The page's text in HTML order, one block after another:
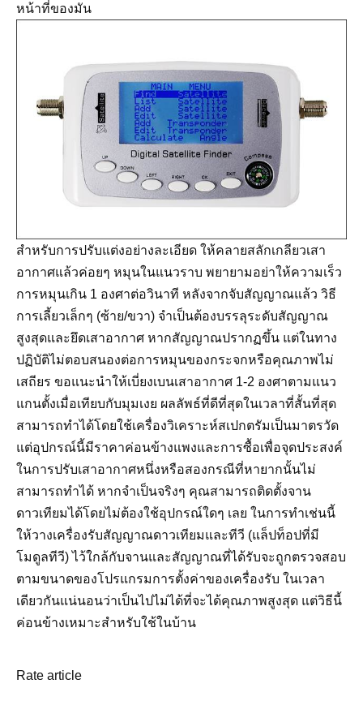
หน้าที่ของมัน
สำหรับการปรับแต่งอย่างละเอียด ให้คลายสลักเกลียวเสา
อากาศแล้วค่อยๆ หมุนในแนวราบ พยายามอย่าให้ความเร็ว
การหมุนเกิน 1 องศาต่อวินาที หลังจากจับสัญญาณแล้ว วิธี
การเลี้ยวเล็กๆ (ซ้าย/ขวา) จำเป็นต้องบรรลุระดับสัญญาณ
สูงสุดและยึดเสาอากาศ หากสัญญาณปรากฏขึ้น แต่ในทาง
ปฏิบัติไม่ตอบสนองต่อการหมุนของกระจกหรือคุณภาพไม่
เสถียร ขอแนะนำให้เบี่ยงเบนเสาอากาศ 1-2 องศาตามแนว
แกนตั้งเมื่อเทียบกับมุมเงย ผลลัพธ์ที่ดีที่สุดในเวลาที่สั้นที่สุด
สามารถทำได้โดยใช้เครื่องวิเคราะห์สเปกตรัมเป็นมาตรวัด
แต่อุปกรณ์นี้มีราคาค่อนข้างแพงและการซื้อเพื่อจุดประสงค์
ในการปรับเสาอากาศหนึ่งหรือสองกรณีที่หายากนั้นไม่
สามารถทำได้ หากจำเป็นจริงๆ คุณสามารถติดตั้งจาน
ดาวเทียมได้โดยไม่ต้องใช้อุปกรณ์ใดๆ เลย ในการทำเช่นนี้
ให้วางเครื่องรับสัญญาณดาวเทียมและทีวี (แล็ปท็อปที่มี
โมดูลทีวี) ไว้ใกล้กับจานและสัญญาณที่ได้รับจะถูกตรวจสอบ
ตามขนาดของโปรแกรมการตั้งค่าของเครื่องรับ ในเวลา
เดียวกันแน่นอนว่าเป็นไปไม่ได้ที่จะได้คุณภาพสูงสุด แต่วิธีนี้
ค่อนข้างเหมาะสำหรับใช้ในบ้าน
Rate article